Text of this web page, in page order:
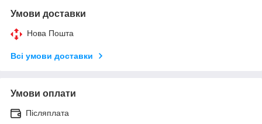
Умови доставки
Нова Пошта
Всі умови доставки
Умови оплати
Післяплата